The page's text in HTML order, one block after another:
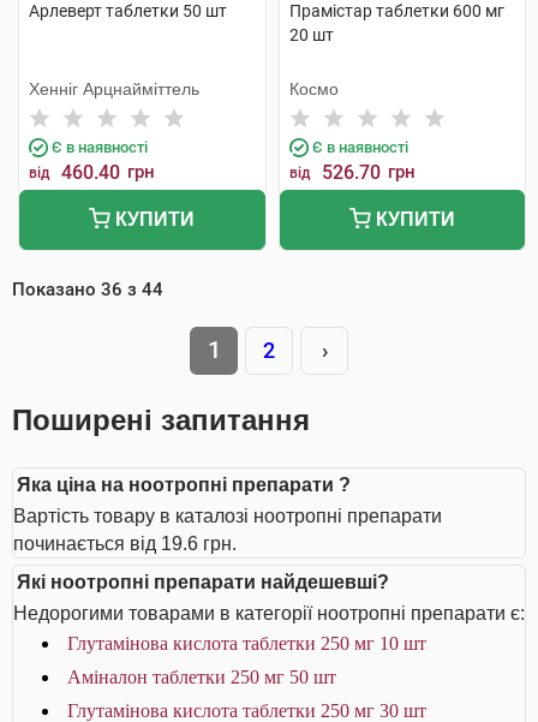
Арлеверт таблетки 50 шт
Хенніг Арцнайміттель
Є в наявності
від 460.40 грн
КУПИТИ
Прамістар таблетки 600 мг
20 шт
Космо
Є в наявності
від 526.70 грн
КУПИТИ
Показано 36 з 44
1 2 ›
Поширені запитання
Яка ціна на ноотропні препарати ?
Вартість товару в каталозі ноотропні препарати
починається від 19.6 грн.
Які ноотропні препарати найдешевші?
Недорогими товарами в категорії ноотропні препарати є:
Глутамінова кислота таблетки 250 мг 10 шт
Аміналон таблетки 250 мг 50 шт
Глутамінова кислота таблетки 250 мг 30 шт